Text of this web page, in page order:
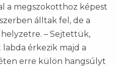
a megszokotthoz képest
álltak fel, de a
– Sejtettük,
érkezik majd a
erre külön hangsúlyt